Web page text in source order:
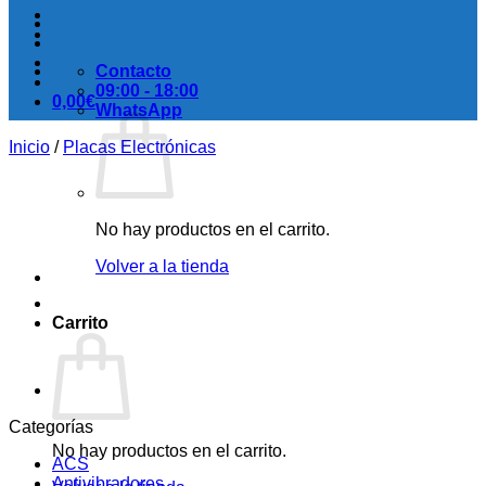
0,00€
No hay productos en el carrito.
Volver a la tienda
Carrito
No hay productos en el carrito.
Contacto
09:00 - 18:00
WhatsApp
Inicio / Placas Electrónicas
Categorías
ACS